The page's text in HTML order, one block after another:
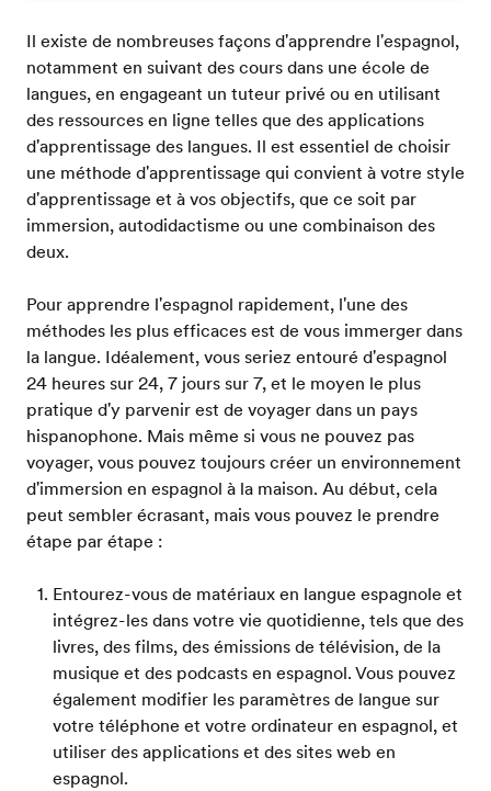
Il existe de nombreuses façons d'apprendre l'espagnol,
notamment en suivant des cours dans une école de
langues, en engageant un tuteur privé ou en utilisant
des ressources en ligne telles que des applications
d'apprentissage des langues. Il est essentiel de choisir
une méthode d'apprentissage qui convient à votre style
d'apprentissage et à vos objectifs, que ce soit par
immersion, autodidactisme ou une combinaison des
deux.
Pour apprendre l'espagnol rapidement, l'une des
méthodes les plus efficaces est de vous immerger dans
la langue. Idéalement, vous seriez entouré d'espagnol
24 heures sur 24, 7 jours sur 7, et le moyen le plus
pratique d'y parvenir est de voyager dans un pays
hispanophone. Mais même si vous ne pouvez pas
voyager, vous pouvez toujours créer un environnement
d'immersion en espagnol à la maison. Au début, cela
peut sembler écrasant, mais vous pouvez le prendre
étape par étape :
Entourez-vous de matériaux en langue espagnole et
intégrez-les dans votre vie quotidienne, tels que des
livres, des films, des émissions de télévision, de la
musique et des podcasts en espagnol. Vous pouvez
également modifier les paramètres de langue sur
votre téléphone et votre ordinateur en espagnol, et
utiliser des applications et des sites web en
espagnol.